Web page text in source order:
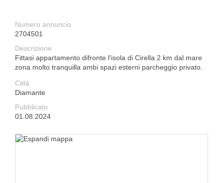
Numero annuncio
2704501
Descrizione
Fittasi appartamento difronte l'isola di Cirella 2 km dal mare
zona molto tranquilla ambi spazi esterni parcheggio privato.
Città
Diamante
Pubblicato
01.08.2024